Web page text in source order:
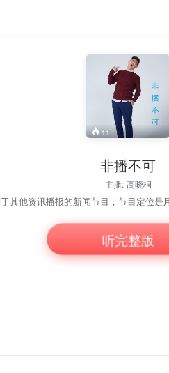
11
非播不可
主播: 高晓桐
听完整版